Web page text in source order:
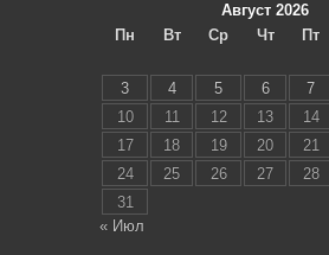
Август 2026
Пн
Вт Ср Чт Пт
3
4 5 6 7
10
11 12 13 14
17
18 19 20 21
24
25 26 27 28
31
« Июл